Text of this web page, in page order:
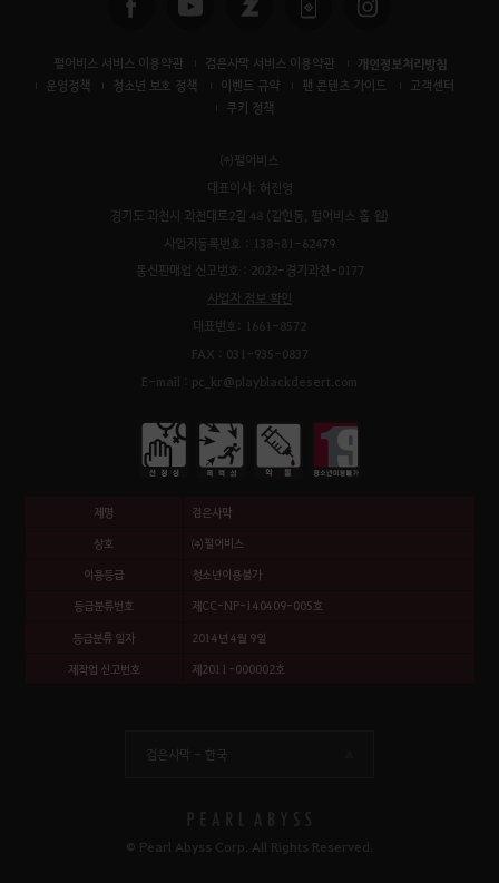
펄어비스 서비스 이용약관 검은사막 서비스 이용약관 개인정보처리방침
운영정책 청소년 보호 정책 이벤트 규약 팬 콘텐츠 가이드
고객센터
쿠키 정책
㈜펄어비스
대표이사: 허진영
경기도 과천시 과천대로2길 48 (갈현동, 펄어비스 홈 원)
사업자등록번호 : 138-81-62479
통신판매업 신고번호 : 2022-경기과천-0177
사업자 정보 확인
대표번호: 1661-8572
FAX : 031-935-0837
E-mail : pc_kr@playblackdesert.com
제명 검은사막
상호 ㈜펄어비스
이용등급 청소년이용불가
등급분류번호 제CC-NP-140409-005호
등급분류 일자 2014년 4월 9일
제작업 신고번호 제2011-000002호
검은사막 - 한국
© Pearl Abyss Corp. All Rights Reserved.